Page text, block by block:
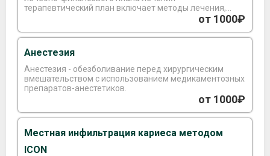
терапевтический план включает методы лечения,
способы протезирования, их сроки и многие другие
от 1000₽
Анестезия
Анестезия - обезболивание перед хирургическим
вмешательством с использованием медикаментозных
препаратов-анестетиков.
от 1000₽
Местная инфильтрация кариеса методом
ICON